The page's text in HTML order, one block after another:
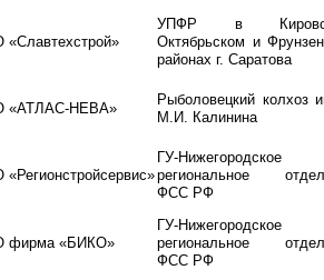
УПФР в
Октябрьском и
районах г. Саратова
«АТЛАС-НЕВА»
Рыболовецкий колхоз
М.И. Калинина
ГУ-Нижегородское
региональное
ФСС РФ
фирма «БИКО»
ГУ-Нижегородское
региональное
ФСС РФ